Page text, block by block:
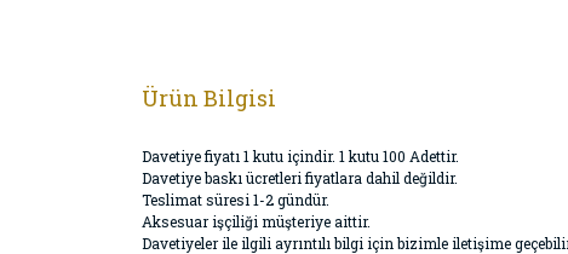
Ürün Bilgisi
Davetiye fiyatı 1 kutu içindir. 1 kutu 100 Adettir.
Davetiye baskı ücretleri fiyatlara dahil değildir.
Teslimat süresi 1-2 gündür.
Aksesuar işçiliği müşteriye aittir.
Davetiyeler ile ilgili ayrıntılı bilgi için bizimle iletişime